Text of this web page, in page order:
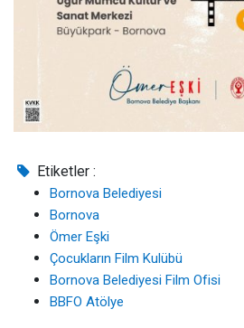
Etiketler :
Bornova Belediyesi
Bornova
Ömer Eşki
Çocukların Film Kulübü
Bornova Belediyesi Film Ofisi
BBFO Atölye